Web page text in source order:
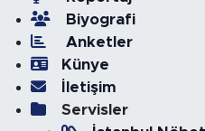
Biyografi
Anketler
Künye
İletişim
Servisler